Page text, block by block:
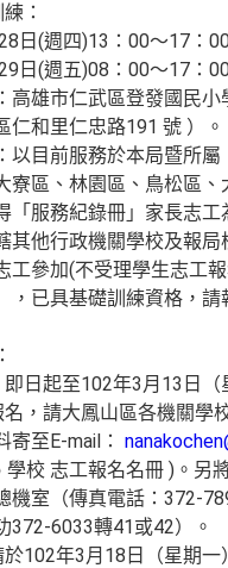
：
日(週四)13：00～17：
日(週五)08：00～17：
高雄市仁武區登發國民小
仁和里仁忠路191 號 ）。
以目前服務於本局暨所屬
寮區、林園區、鳥松區、
「服務紀錄冊」家長志工
其他行政機關學校及報局
工參加(不受理學生志工
，已具基礎訓練資格，請
日起至102年3月13日（
，請大鳳山區各機關學
寄至E-mail：
學校 志工報名名冊 )。另
機室（傳真電話：372-
372-6033轉41或42）。
102年3月18日（星期一